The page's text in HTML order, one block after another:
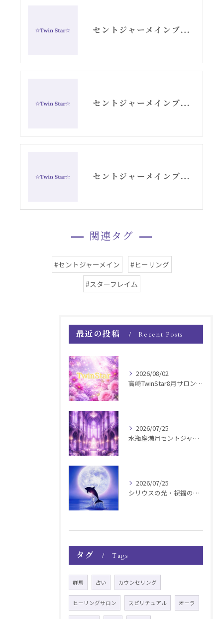
セントジャーメインブレッシングカードNo.25光の宝箱YouTube
セントジャーメインブレッシングカードNo.24共鳴YouTube
セントジャーメインブレッシングカードNo.41アメジストご紹介YouTube動画
関連タグ
#セントジャーメイン
#ヒーリング
#スターフレイム
最近の投稿 Recent Posts
2026/08/02
高崎TwinStar8月サロンお知らせ
2026/07/25
水瓶座満月セントジャーメインGSVF遠隔お知らせ
2026/07/25
シリウスの光・祝福の波動チャージ遠隔お知らせ〜銀河新年〜
タグ Tags
群馬 占い カウンセリング
ヒーリングサロン スピリチュアル オーラ